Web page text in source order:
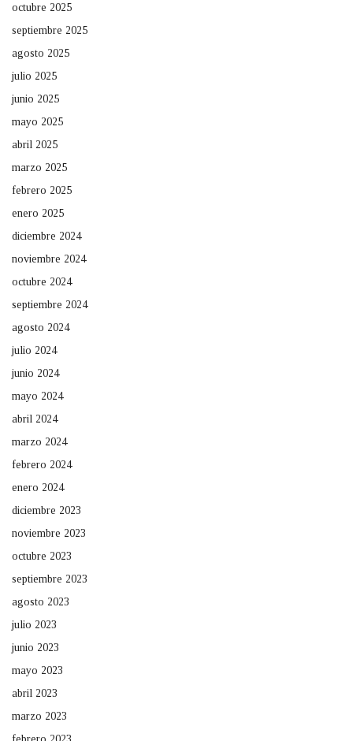
octubre 2025
septiembre 2025
agosto 2025
julio 2025
junio 2025
mayo 2025
abril 2025
marzo 2025
febrero 2025
enero 2025
diciembre 2024
noviembre 2024
octubre 2024
septiembre 2024
agosto 2024
julio 2024
junio 2024
mayo 2024
abril 2024
marzo 2024
febrero 2024
enero 2024
diciembre 2023
noviembre 2023
octubre 2023
septiembre 2023
agosto 2023
julio 2023
junio 2023
mayo 2023
abril 2023
marzo 2023